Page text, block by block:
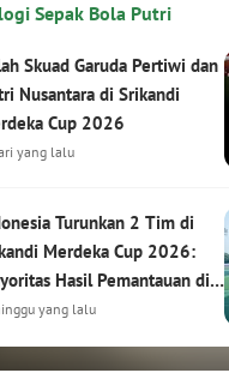
Sepak Bola Putri
Skuad Garuda Pertiwi dan
Nusantara di Srikandi
Cup 2026
yang lalu
Turunkan 2 Tim di
Merdeka Cup 2026:
Hasil Pemantauan di
Soccer League
yang lalu